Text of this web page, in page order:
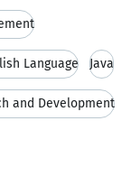
Language Java
and Development